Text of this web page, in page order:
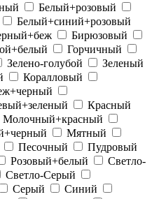
Белый+розовый
Белый+синий+розовый
Бирюзовый
Горчичный
Зелено-голубой
Зеленый
Коралловый
Красный
Молочный+красный
Мятный
Песочный
Пудровый
Розовый+белый
Светло-
Светло-Серый
Серый
Синий